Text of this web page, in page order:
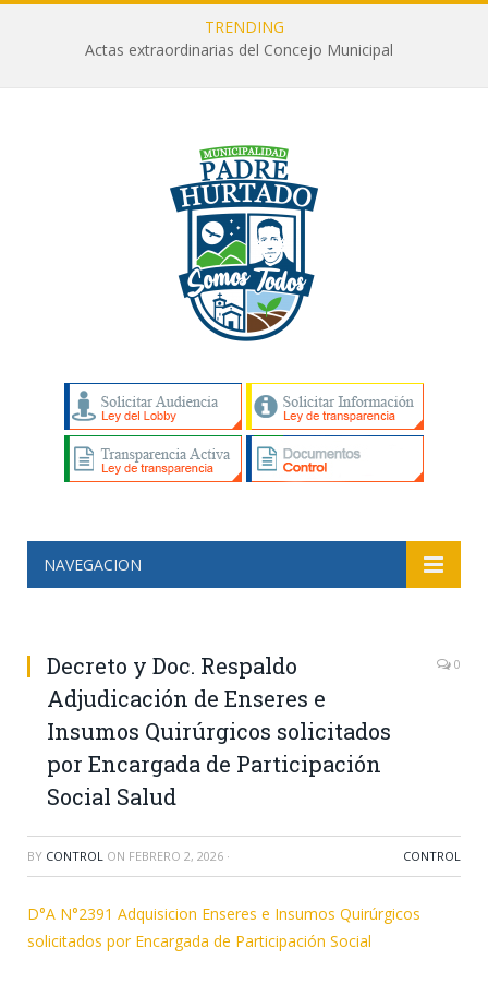
TRENDING
Actas extraordinarias del Concejo Municipal
NAVEGACION
Decreto y Doc. Respaldo
Adjudicación de Enseres e
Insumos Quirúrgicos solicitados
por Encargada de Participación
Social Salud
0
BY CONTROL ON FEBRERO 2, 2026 · CONTROL
D°A N°2391 Adquisicion Enseres e Insumos Quirúrgicos
solicitados por Encargada de Participación Social